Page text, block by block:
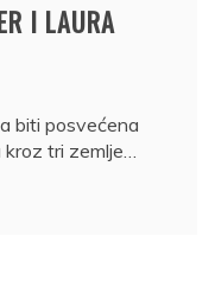
I LAURA
biti posvećena
tri zemlje…